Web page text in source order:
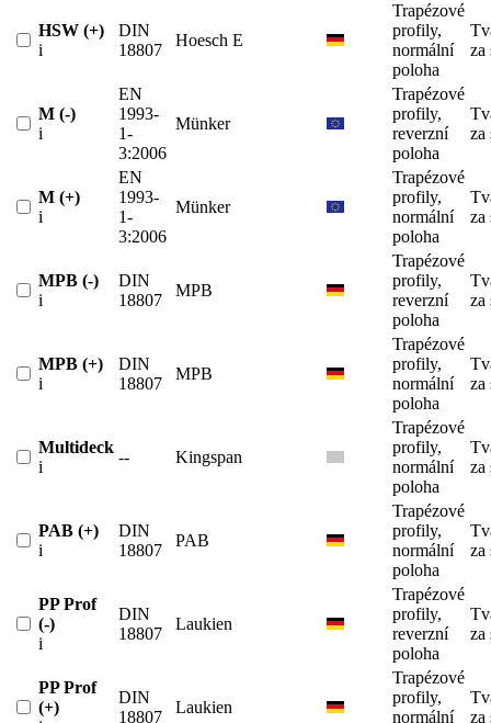
HSW (+)
i
DIN
18807
Hoesch E
Trapézové
profily,
normální
poloha
za
M (-)
i
EN
1993-
1-
3:2006
Münker
Trapézové
profily,
reverzní
poloha
za
M (+)
i
EN
1993-
1-
3:2006
Münker
Trapézové
profily,
normální
poloha
za
MPB (-)
i
DIN
18807
MPB
Trapézové
profily,
reverzní
poloha
za
MPB (+)
i
DIN
18807
MPB
Trapézové
profily,
normální
poloha
za
Multideck
i
-- Kingspan
Trapézové
profily,
normální
poloha
za
PAB (+)
i
DIN
18807
PAB
Trapézové
profily,
normální
poloha
za
PP Prof
(-)
i
DIN
18807
Laukien
Trapézové
profily,
reverzní
poloha
za
PP Prof
(+)
DIN
18807
Laukien
Trapézové
profily,
normální
za